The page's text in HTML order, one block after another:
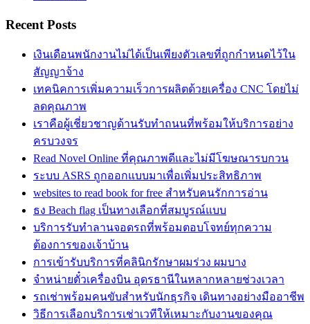
Recent Posts
เงินเดือนพนักงานไม่ได้เป็นเพียงตัวเลขที่ถูกกำหนดไว้ใน
สัญญาจ้าง
เทคนิคการเพิ่มความเร็วการผลิตด้วยเครื่อง CNC โดยไม่
ลดคุณภาพ
เราคือผู้เชี่ยวชาญด้านรับทำถนนที่พร้อมให้บริการอย่าง
ครบวงจร
Read Novel Online ที่คุณภาพดีและไม่มีโฆษณารบกวน
ระบบ ASRS ถูกออกแบบมาเพื่อเพิ่มประสิทธิภาพ
websites to read book for free สำหรับคนรักการอ่าน
ธง Beach flag เป็นทางเลือกที่สมบูรณ์แบบ
บริการรับทำลานจอดรถที่พร้อมตอบโจทย์ทุกความ
ต้องการของเจ้าบ้าน
การเข้ารับบริการที่คลินิกรักษาผมร่วง ผมบาง
จำหน่ายตั๋วเครื่องบิน อุดรธานีในหลากหลายช่วงเวลา
รถเช่าพร้อมคนขับสำหรับนักธุรกิจ เดินทางอย่างมืออาชีพ
วิธีการเลือกบริการเช่าเวทีให้เหมาะกับงานของคุณ